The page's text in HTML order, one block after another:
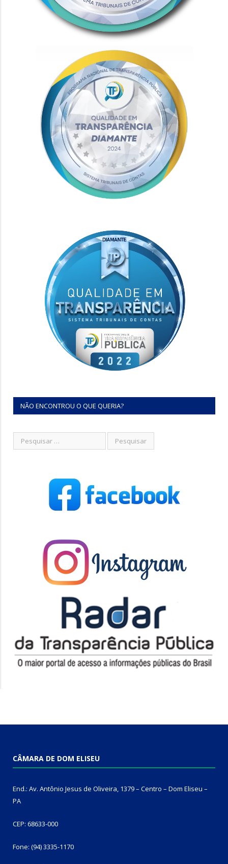
NÃO ENCONTROU O QUE QUERIA?
CÂMARA DE DOM ELISEU
End.: Av. Antônio Jesus de Oliveira, 1379 – Centro – Dom Eliseu –
PA
CEP: 68633-000
Fone: (94) 3335-1170